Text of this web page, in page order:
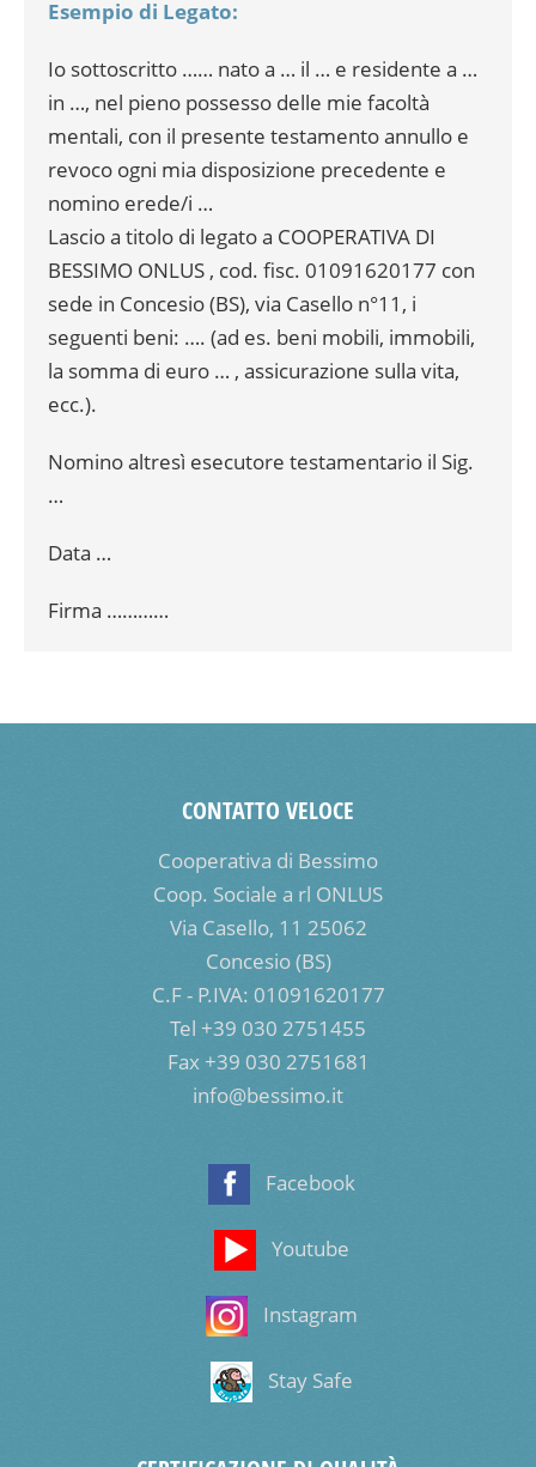
Esempio di Legato:
Io sottoscritto …… nato a … il … e residente a …
in …, nel pieno possesso delle mie facoltà
mentali, con il presente testamento annullo e
revoco ogni mia disposizione precedente e
nomino erede/i …
Lascio a titolo di legato a COOPERATIVA DI
BESSIMO ONLUS , cod. fisc. 01091620177 con
sede in Concesio (BS), via Casello n°11, i
seguenti beni: …. (ad es. beni mobili, immobili,
la somma di euro … , assicurazione sulla vita,
ecc.).
Nomino altresì esecutore testamentario il Sig.
…
Data …
Firma …………
CONTATTO VELOCE
Cooperativa di Bessimo
Coop. Sociale a rl ONLUS
Via Casello, 11 25062
Concesio (BS)
C.F - P.IVA: 01091620177
Tel +39 030 2751455
Fax +39 030 2751681
info@bessimo.it
Facebook
Youtube
Instagram
Stay Safe